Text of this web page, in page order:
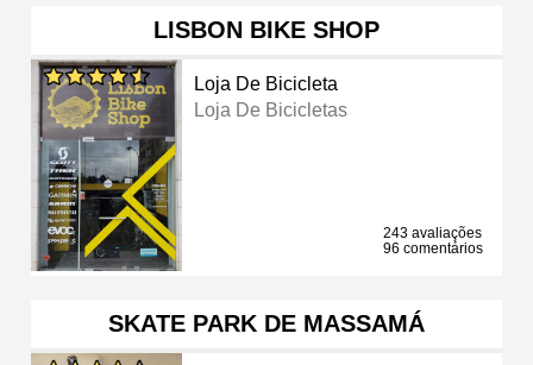
LISBON BIKE SHOP
Loja De Bicicleta
Loja De Bicicletas
243 avaliações
96 comentários
SKATE PARK DE MASSAMÁ